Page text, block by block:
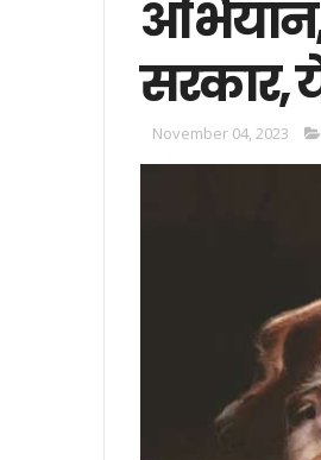
सरकार,
November 04, 2023